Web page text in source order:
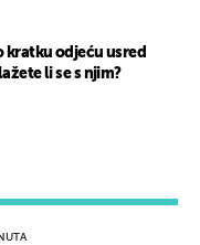
kratku odjeću usred
li se s njim?